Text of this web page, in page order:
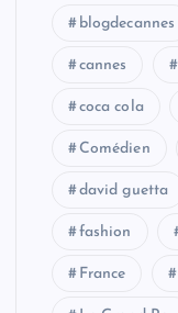
blogdecannes
cannes
coca cola
Comédien
david guetta
fashion
France